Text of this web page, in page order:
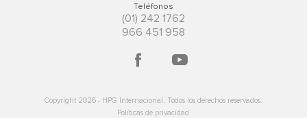
Teléfonos
(01) 242 1762
966 451 958
Copyright 2026- HPG Internacional. Todos los derechos reservados.
Políticas de privacidad